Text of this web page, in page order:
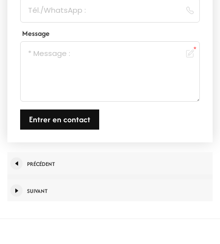
Message
Entrer en contact
PRÉCÉDENT
SUIVANT